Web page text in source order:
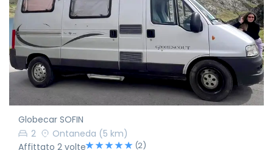
Globecar SOFIN
2
Ontaneda (5 km)
Affittato 2 volte
(2)